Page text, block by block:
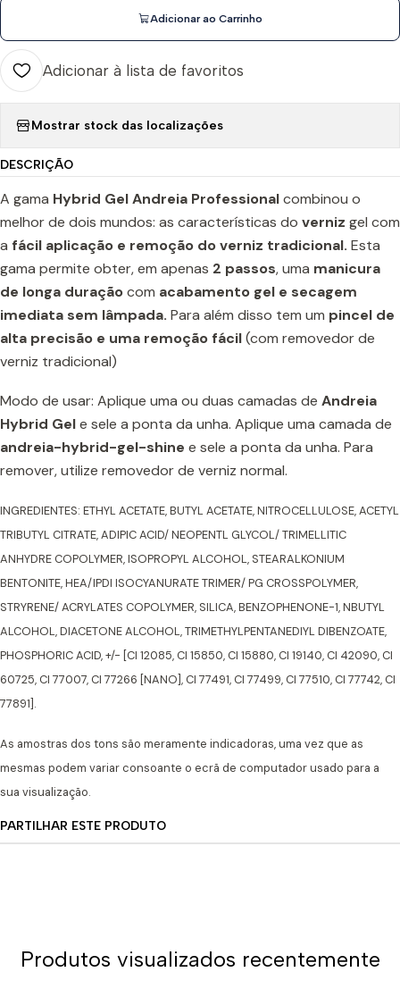
Adicionar ao Carrinho
Adicionar à lista de favoritos
Mostrar stock das localizações
DESCRIÇÃO
A gama Hybrid Gel Andreia Professionalcombinou o
melhor de dois mundos: as características do verniz gel com
a fácil aplicação e remoção do verniz tradicional. Esta
gama permite obter, em apenas 2 passos, uma manicura
de longa duraçãocom acabamento gel e secagem
imediata sem lâmpada. Para além disso tem um pincel de
alta precisão e uma remoção fácil(com removedor de
verniz tradicional)
Modo de usar: Aplique uma ou duas camadas de Andreia
Hybrid Gele sele a ponta da unha. Aplique uma camada de
andreia-hybrid-gel-shine e sele a ponta da unha. Para
remover, utilize removedor de verniz normal.
INGREDIENTES: ETHYL ACETATE, BUTYL ACETATE, NITROCELLULOSE, ACETYL
TRIBUTYL CITRATE, ADIPIC ACID/ NEOPENTL GLYCOL/ TRIMELLITIC
ANHYDRE COPOLYMER, ISOPROPYL ALCOHOL, STEARALKONIUM
BENTONITE, HEA/IPDI ISOCYANURATE TRIMER/ PG CROSSPOLYMER,
STRYRENE/ ACRYLATES COPOLYMER, SILICA, BENZOPHENONE-1, NBUTYL
ALCOHOL, DIACETONE ALCOHOL, TRIMETHYLPENTANEDIYL DIBENZOATE,
PHOSPHORIC ACID, +/- [CI 12085, CI 15850, CI 15880, CI 19140, CI 42090, CI
60725, CI 77007, CI 77266 [NANO], CI 77491, CI 77499, CI 77510, CI 77742, CI
77891].
As amostras dos tons são meramente indicadoras, uma vez que as
mesmas podem variar consoante o ecrã de computador usado para a
sua visualização.
PARTILHAR ESTE PRODUTO
Produtos visualizados recentemente